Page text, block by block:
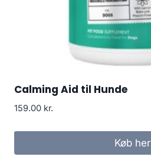
Calming Aid til Hunde
159.00 kr.
Køb her